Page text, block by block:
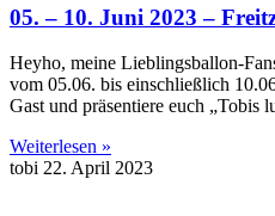
05. – 10. Juni 2023 –
Heyho, meine Lieblingsballon-
vom 05.06. bis einschließlich
Gast und präsentiere euch „Tobis
Weiterlesen »
tobi 22. April 2023